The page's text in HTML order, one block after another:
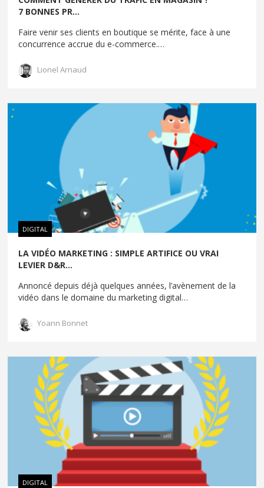
7 BONNES PR...
Faire venir ses clients en boutique se mérite, face à une
concurrence accrue du e-commerce.…
Lionel Arnaud
DIGITAL
LA VIDÉO MARKETING : SIMPLE ARTIFICE OU VRAI
LEVIER D&R...
Annoncé depuis déjà quelques années, l’avènement de la
vidéo dans le domaine du marketing digital…
Yoann Bonnet
DIGITAL